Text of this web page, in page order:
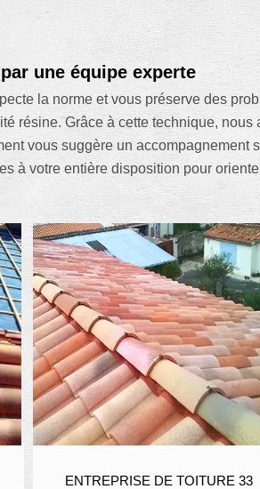
une équipe experte
la norme et vous préserve des
résine. Grâce à cette technique,
vous suggère un
à votre entière disposition pour
ENTREPRISE DE TOITURE 33